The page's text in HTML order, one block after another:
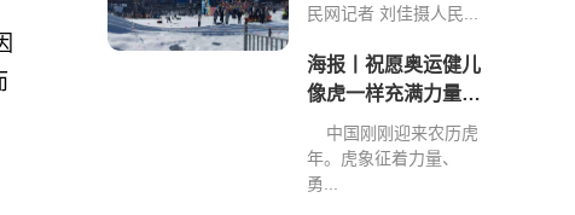
元
民网记者 刘佳摄人民...
海报丨祝愿奥运健儿
像虎一样充满力量、
创造佳绩
中国刚刚迎来农历虎
年。虎象征着力量、
勇...